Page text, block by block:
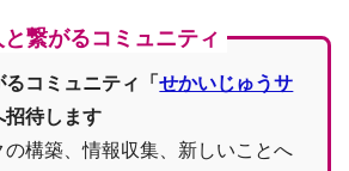
繋がるコミュニティ
るコミュニティ「せかいじゅうサ
招待します
の構築、情報収集、新しいことへ